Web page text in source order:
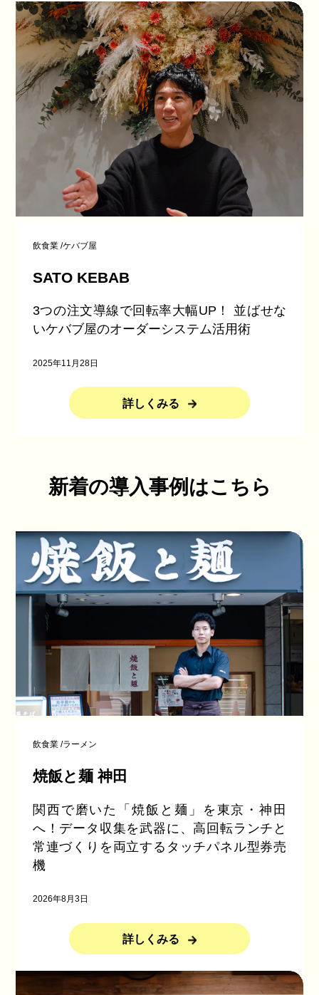
飲食業/ケバブ屋
SATO KEBAB
3つの注文導線で回転率大幅UP！ 並ばせな
いケバブ屋のオーダーシステム活用術
2025年11月28日
詳しくみる
新着の導入事例はこちら
飲食業/ラーメン
焼飯と麺 神田
関西で磨いた「焼飯と麺」を東京・神田
へ！データ収集を武器に、高回転ランチと
常連づくりを両立するタッチパネル型券売
機
2026年8月3日
詳しくみる